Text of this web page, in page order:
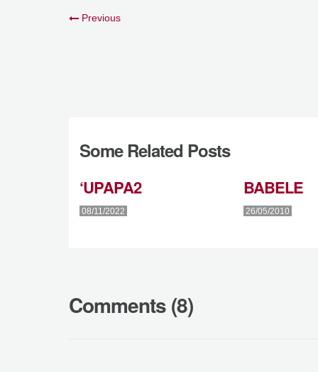
Previous
Some Related Posts
‘UPAPA2
08/11/2022
BABELE
26/05/2010
Comments (8)